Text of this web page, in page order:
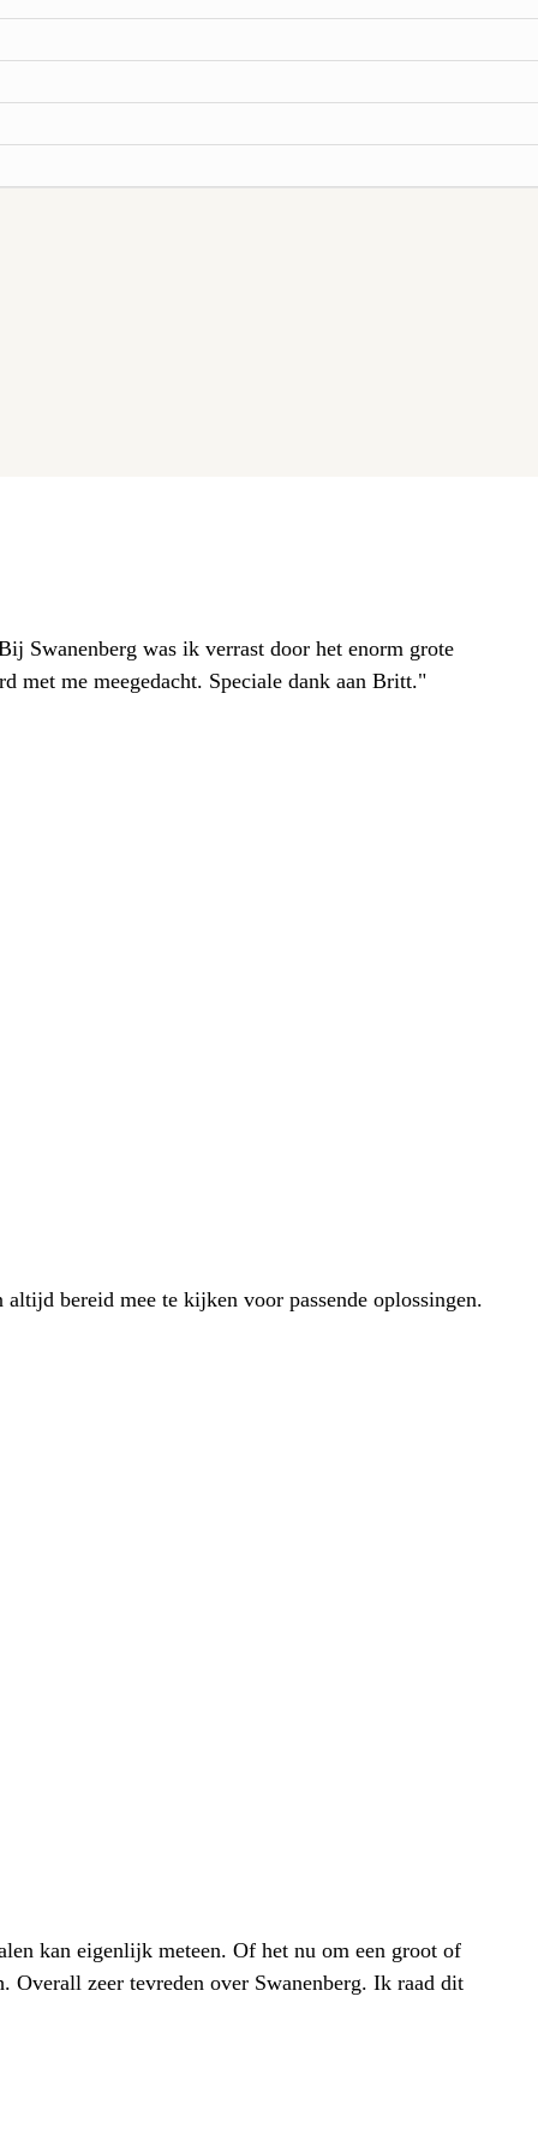
Swanenberg was ik verrast door het enorm grote
met me meegedacht. Speciale dank aan Britt."
bereid mee te kijken voor passende oplossingen.
kan eigenlijk meteen. Of het nu om een groot of
Overall zeer tevreden over Swanenberg. Ik raad dit